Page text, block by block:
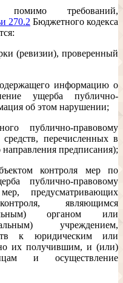
требований,
270.2 Бюджетного кодекса
(ревизии), проверенный
информацию о
ущерба публично-
об этом нарушении;
публично-правовому
перечисленных в
предписания);
контроля мер по
публично-правовому
предусматривающих
являющимся
органом или
учреждением,
к юридическим или
их получившим, и (или)
и осуществление